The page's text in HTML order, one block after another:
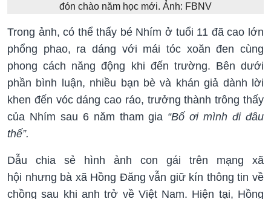
đón chào năm học mới. Ảnh: FBNV
Trong ảnh, có thể thấy bé Nhím ở tuổi 11 đã cao lớn
phổng phao, ra dáng với mái tóc xoăn đen cùng
phong cách năng động khi đến trường. Bên dưới
phần bình luận, nhiều bạn bè và khán giả dành lời
khen đến vóc dáng cao ráo, trưởng thành trông thấy
của Nhím sau 6 năm tham gia “Bố ơi mình đi đâu
thế”.
Dẫu chia sẻ hình ảnh con gái trên mạng xã
hội nhưng bà xã Hồng Đăng vẫn giữ kín thông tin về
chồng sau khi anh trở về Việt Nam. Hiện tại, Hồng